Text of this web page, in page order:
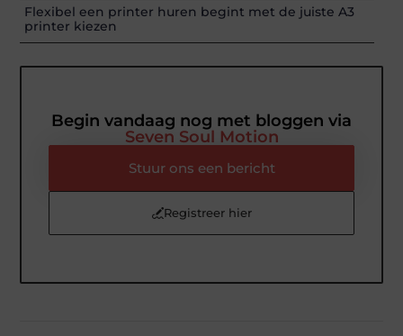
Flexibel een printer huren begint met de juiste A3
printer kiezen
Begin vandaag nog met bloggen via
Seven Soul Motion
Stuur ons een bericht
Registreer hier